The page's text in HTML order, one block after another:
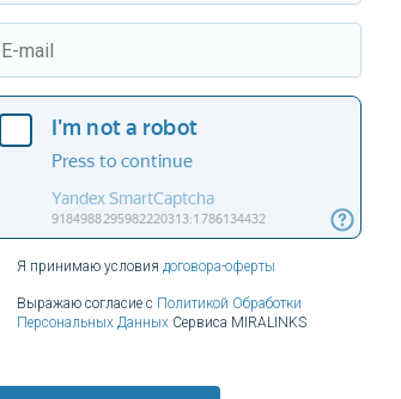
Я принимаю условия договора-оферты
Выражаю согласие с Политикой Обработки
Персональных Данных Сервиса MIRALINKS